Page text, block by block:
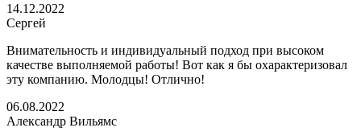
14.12.2022
Сергей
Внимательность и индивидуальный подход при высоком
качестве выполняемой работы! Вот как я бы охарактеризовал
эту компанию. Молодцы! Отлично!
06.08.2022
Александр Вильямс